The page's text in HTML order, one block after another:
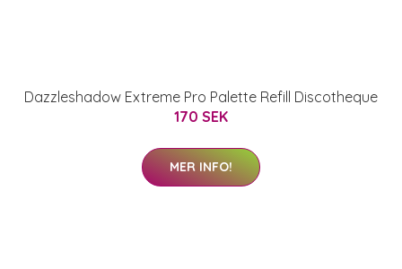
Dazzleshadow Extreme Pro Palette Refill Discotheque
170 SEK
MER INFO!